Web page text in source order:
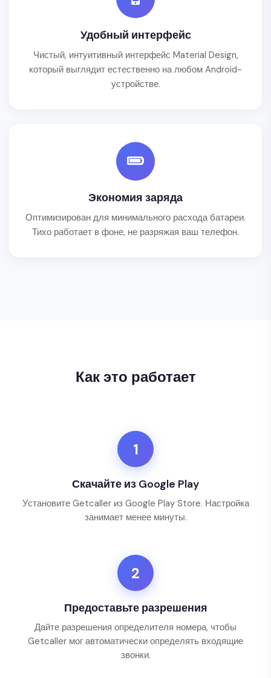
Удобный интерфейс
Чистый, интуитивный интерфейс Material Design,
который выглядит естественно на любом Android-
устройстве.
Экономия заряда
Оптимизирован для минимального расхода батареи.
Тихо работает в фоне, не разряжая ваш телефон.
Как это работает
1
Скачайте из Google Play
Установите Getcaller из Google Play Store. Настройка
занимает менее минуты.
2
Предоставьте разрешения
Дайте разрешения определителя номера, чтобы
Getcaller мог автоматически определять входящие
звонки.